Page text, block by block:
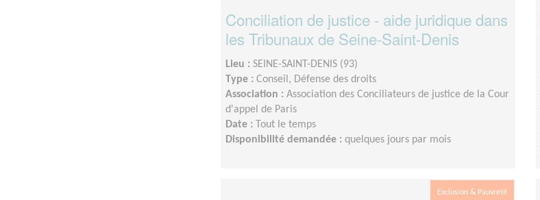
Conciliation de justice - aide juridique dans
les Tribunaux de Seine-Saint-Denis
Lieu : SEINE-SAINT-DENIS (93)
Type : Conseil, Défense des droits
Association : Association des Conciliateurs de justice de la Cour
d'appel de Paris
Date :
Tout le temps
Disponibilité demandée : quelques jours par mois
Exclusion & Pauvreté